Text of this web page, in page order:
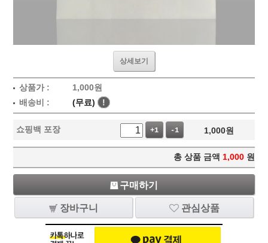
상세보기
상품가 : 1,000원
배송비 :
(무료) !
쇼핑백 포장 +1 -1 1,000원
총 상품 금액 1,000 원
구매하기
장바구니 관심상품